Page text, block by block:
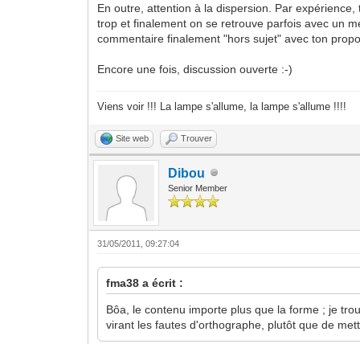
En outre, attention à la dispersion. Par
trop et finalement on se retrouve parfois avec un
commentaire finalement "hors sujet" avec ton
Encore une fois, discussion ouverte :-)
Viens voir !!! La lampe s'allume, la lampe s'allume !!!!
Site web Trouver
Dibou
Senior Member
31/05/2011, 09:27:04
fma38 a écrit :
Bôa, le contenu importe plus que la forme ; je
virant les fautes d'orthographe, plutôt que de